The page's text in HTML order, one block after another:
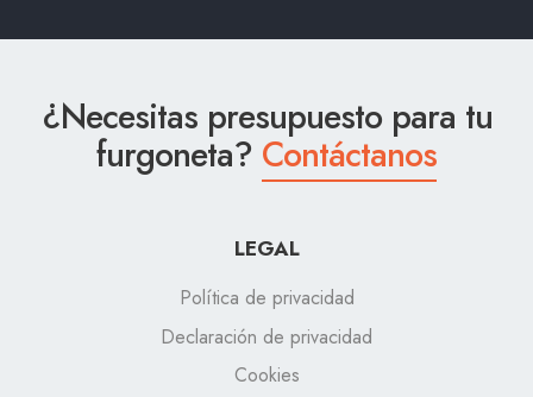
¿Necesitas presupuesto para tu
furgoneta? Contáctanos
LEGAL
Política de privacidad
Declaración de privacidad
Cookies